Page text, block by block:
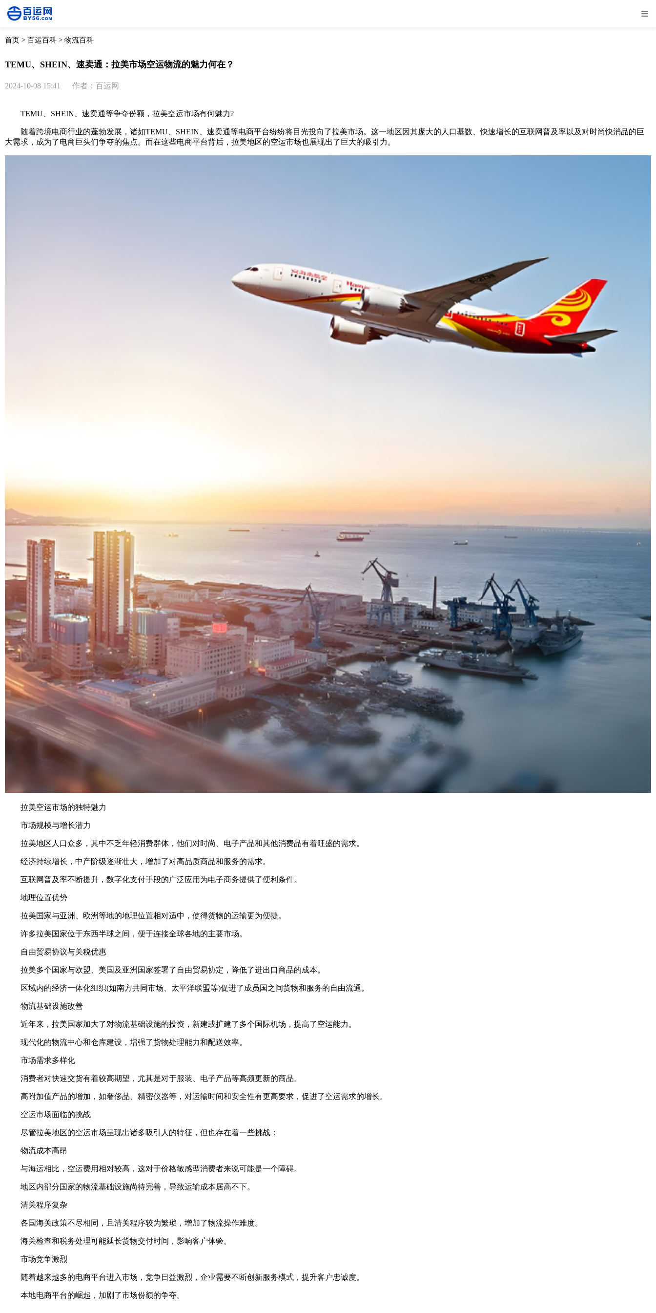
首页 > 百运百科 > 物流百科
TEMU、SHEIN、速卖通：拉美市场空运物流的魅力何在？
2024-10-08 15:41 作者：百运网
TEMU、SHEIN、速卖通等争夺份额，拉美空运市场有何魅力?
随着跨境电商行业的蓬勃发展，诸如TEMU、SHEIN、速卖通等电商平台纷纷将目光投向了拉美市场。这一地区因其庞大的人口基数、快速增长的互联网普及率以及对时尚快消品的巨
大需求，成为了电商巨头们争夺的焦点。而在这些电商平台背后，拉美地区的空运市场也展现出了巨大的吸引力。
拉美空运市场的独特魅力
市场规模与增长潜力
拉美地区人口众多，其中不乏年轻消费群体，他们对时尚、电子产品和其他消费品有着旺盛的需求。
经济持续增长，中产阶级逐渐壮大，增加了对高品质商品和服务的需求。
互联网普及率不断提升，数字化支付手段的广泛应用为电子商务提供了便利条件。
地理位置优势
拉美国家与亚洲、欧洲等地的地理位置相对适中，使得货物的运输更为便捷。
许多拉美国家位于东西半球之间，便于连接全球各地的主要市场。
自由贸易协议与关税优惠
拉美多个国家与欧盟、美国及亚洲国家签署了自由贸易协定，降低了进出口商品的成本。
区域内的经济一体化组织(如南方共同市场、太平洋联盟等)促进了成员国之间货物和服务的自由流通。
物流基础设施改善
近年来，拉美国家加大了对物流基础设施的投资，新建或扩建了多个国际机场，提高了空运能力。
现代化的物流中心和仓库建设，增强了货物处理能力和配送效率。
市场需求多样化
消费者对快速交货有着较高期望，尤其是对于服装、电子产品等高频更新的商品。
高附加值产品的增加，如奢侈品、精密仪器等，对运输时间和安全性有更高要求，促进了空运需求的增长。
空运市场面临的挑战
尽管拉美地区的空运市场呈现出诸多吸引人的特征，但也存在着一些挑战：
物流成本高昂
与海运相比，空运费用相对较高，这对于价格敏感型消费者来说可能是一个障碍。
地区内部分国家的物流基础设施尚待完善，导致运输成本居高不下。
清关程序复杂
各国海关政策不尽相同，且清关程序较为繁琐，增加了物流操作难度。
海关检查和税务处理可能延长货物交付时间，影响客户体验。
市场竞争激烈
随着越来越多的电商平台进入市场，竞争日益激烈，企业需要不断创新服务模式，提升客户忠诚度。
本地电商平台的崛起，加剧了市场份额的争夺。